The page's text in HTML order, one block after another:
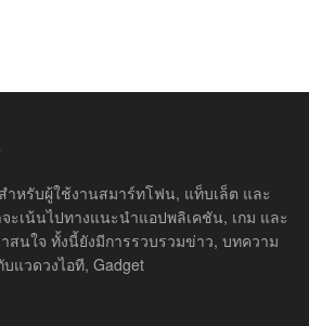
ำหรับผู้ใช้งานสมาร์ทโฟน, แท็บเล็ต และ
ะเน้นไปทางแนะนำแอปพลิเคชัน, เกม และ
สนใจ ทั้งนี้ยังมีการรวบรวมข่าว, บทความ
แวดวงไอที, Gadget